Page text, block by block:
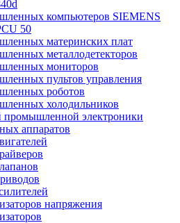
компьютеров SIEMENS
50
материнских плат
металлодетекторов
мониторов
пультов управления
роботов
холодильников
промышленной электроники
аппаратов
напряжения